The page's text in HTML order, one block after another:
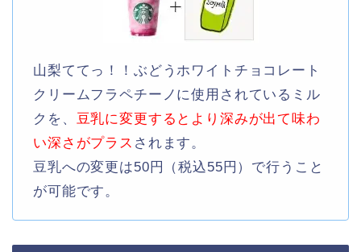
山梨ててっ！！ぶどうホワイトチョコレート
クリームフラペチーノに使用されているミル
クを、 豆乳に変更するとより深みが出て味わ
い深さがプラス されます。
豆乳への変更は50円（税込55円）で行うこと
が可能です。